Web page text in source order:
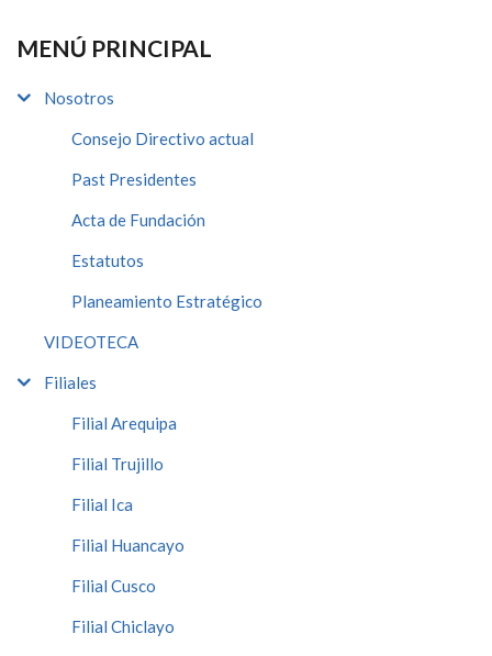
MENÚ PRINCIPAL
Nosotros
Consejo Directivo actual
Past Presidentes
Acta de Fundación
Estatutos
Planeamiento Estratégico
VIDEOTECA
Filiales
Filial Arequipa
Filial Trujillo
Filial Ica
Filial Huancayo
Filial Cusco
Filial Chiclayo